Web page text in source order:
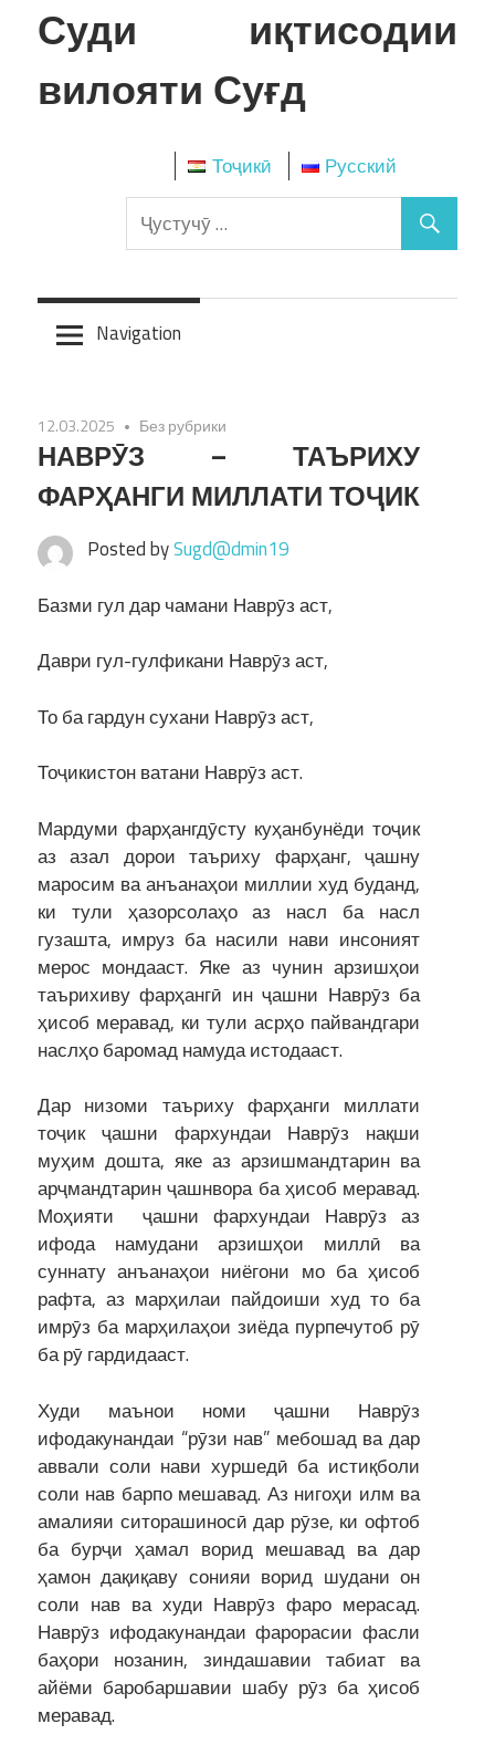
Skip
to
Суди иқтисодии
вилояти Суғд
Тоҷикӣ Русский
Navigation
12.03.2025 Без рубрики
НАВРӮЗ – ТАЪРИХУ
ФАРҲАНГИ МИЛЛАТИ ТОҶИК
Posted bySugd@dmin19
Базми гул дар чамани Наврӯз аст,
Даври гул-гулфикани Наврӯз аст,
То ба гардун сухани Наврӯз аст,
Тоҷикистон ватани Наврӯз аст.
Мардуми фарҳангдӯсту куҳанбунёди тоҷик
аз азал дорои таъриху фарҳанг, ҷашну
маросим ва анъанаҳои миллии худ буданд,
ки тули ҳазорсолаҳо аз насл ба насл
гузашта, имруз ба насили нави инсоният
мерос мондааст. Яке аз чунин арзишҳои
таърихиву фарҳангӣ ин ҷашни Наврӯз ба
ҳисоб меравад, ки тули асрҳо пайвандгари
наслҳо баромад намуда истодааст.
Дар низоми таъриху фарҳанги миллати
тоҷик ҷашни фархундаи Наврӯз нақши
муҳим дошта, яке аз арзишмандтарин ва
арҷмандтарин ҷашнвора ба ҳисоб меравад.
Моҳияти ҷашни фархундаи Наврӯз аз
ифода намудани арзишҳои миллӣ ва
суннату анъанаҳои ниёгони мо ба ҳисоб
рафта, аз марҳилаи пайдоиши худ то ба
имрӯз ба марҳилаҳои зиёда пурпечутоб рӯ
ба рӯ гардидааст.
Худи маънои номи ҷашни Наврӯз
ифодакунандаи “рӯзи нав” мебошад ва дар
аввали соли нави хуршедӣ ба истиқболи
соли нав барпо мешавад. Аз нигоҳи илм ва
амалияи ситорашиносӣ дар рӯзе, ки офтоб
ба бурҷи ҳамал ворид мешавад ва дар
ҳамон дақиқаву сонияи ворид шудани он
соли нав ва худи Наврӯз фаро мерасад.
Наврӯз ифодакунандаи фарорасии фасли
баҳори нозанин, зиндашавии табиат ва
айёми баробаршавии шабу рӯз ба ҳисоб
меравад.